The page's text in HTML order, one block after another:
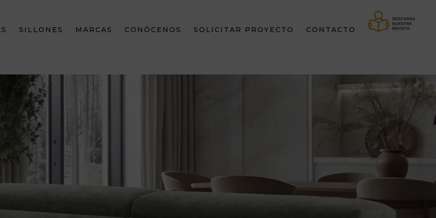
SILLONES MARCAS CONÓCENOS SOLICITAR PROYECTO CONTACTO